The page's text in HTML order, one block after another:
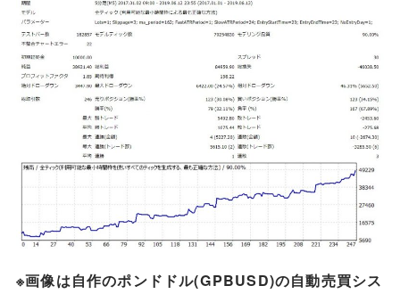
※画像は自作のポンドドル(GPBUSD)の自動売買シス